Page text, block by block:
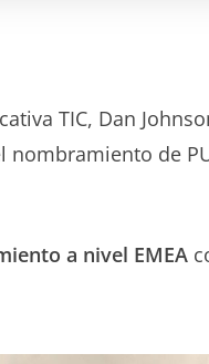
TIC, Dan
nombramiento de
a nivel EMEA